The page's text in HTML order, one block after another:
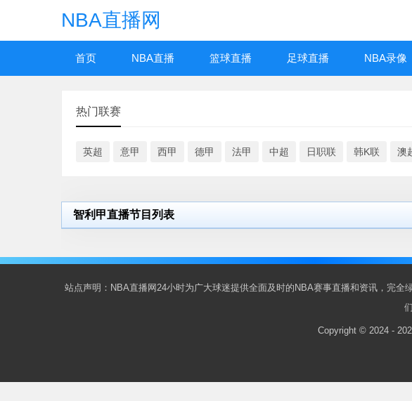
NBA直播网
首页 NBA直播 篮球直播 足球直播 NBA录像
热门联赛
英超 意甲 西甲 德甲 法甲 中超 日职联 韩K联 澳
智利甲直播节目列表
站点声明：NBA直播网24小时为广大球迷提供全面及时的NBA赛事直播和资讯，完
Copyright © 2024 -